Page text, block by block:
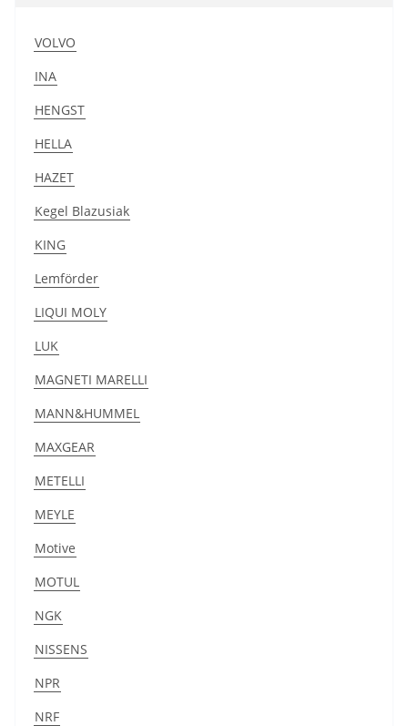
VOLVO
INA
HENGST
HELLA
HAZET
Kegel Blazusiak
KING
Lemförder
LIQUI MOLY
LUK
MAGNETI MARELLI
MANN&HUMMEL
MAXGEAR
METELLI
MEYLE
Motive
MOTUL
NGK
NISSENS
NPR
NRF